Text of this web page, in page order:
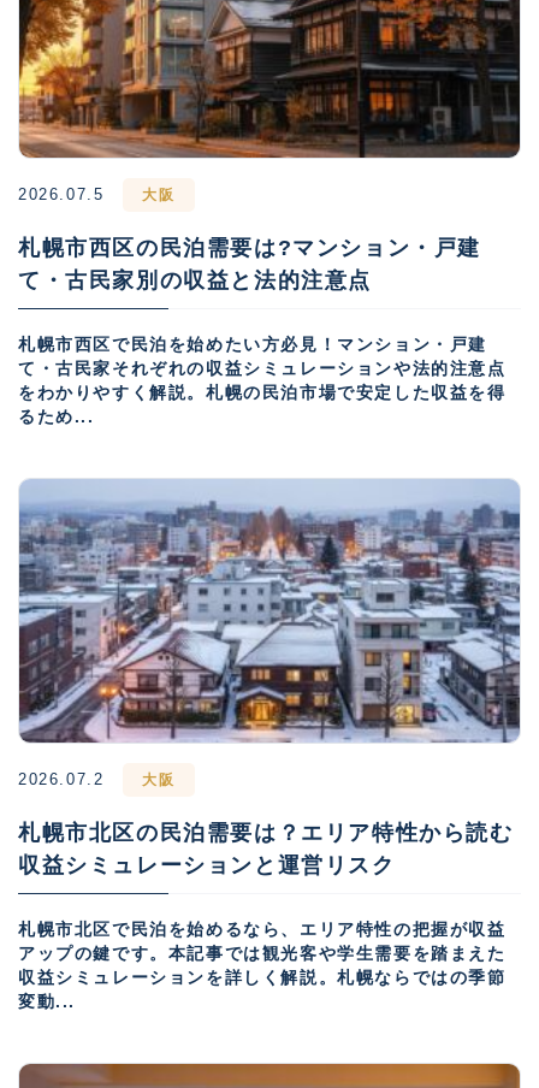
2026.07.5 大阪
札幌市西区の民泊需要は?マンション・戸建
て・古民家別の収益と法的注意点
札幌市西区で民泊を始めたい方必見！マンション・戸建
て・古民家それぞれの収益シミュレーションや法的注意点
をわかりやすく解説。札幌の民泊市場で安定した収益を得
るため...
2026.07.2 大阪
札幌市北区の民泊需要は？エリア特性から読む
収益シミュレーションと運営リスク
札幌市北区で民泊を始めるなら、エリア特性の把握が収益
アップの鍵です。本記事では観光客や学生需要を踏まえた
収益シミュレーションを詳しく解説。札幌ならではの季節
変動...